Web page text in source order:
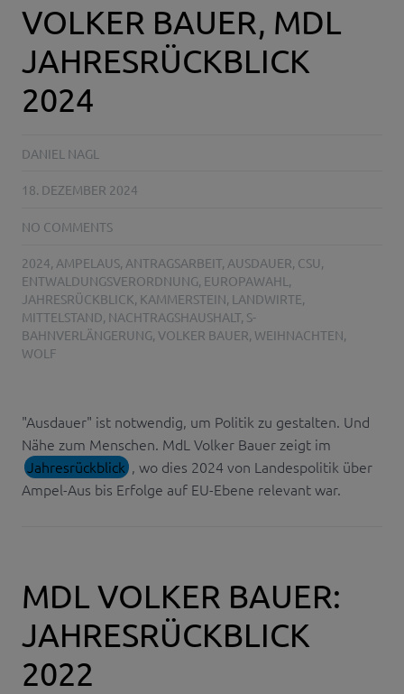
VOLKER BAUER, MDL
JAHRESRÜCKBLICK
2024
DANIEL NAGL
18. DEZEMBER 2024
NO COMMENTS
2024, AMPELAUS, ANTRAGSARBEIT, AUSDAUER, CSU,
ENTWALDUNGSVERORDNUNG, EUROPAWAHL ,
JAHRESRÜCKBLICK, KAMMERSTEIN, LANDWIRTE,
MITTELSTAND, NACHTRAGSHAUSHALT, S-
BAHNVERLÄNGERUNG, VOLKER BAUER, WEIHNACHTEN,
WOLF
"Ausdauer" ist notwendig, um Politik zu gestalten. Und
Nähe zum Menschen. MdL Volker Bauer zeigt im
Jahresrückblick , wo dies 2024 von Landespolitik über
Ampel-Aus bis Erfolge auf EU-Ebene relevant war.
MDL VOLKER BAUER:
JAHRESRÜCKBLICK
2022